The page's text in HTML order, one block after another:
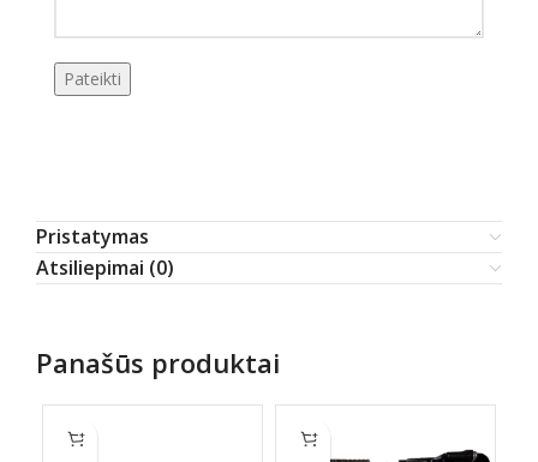
Pristatymas
Atsiliepimai (0)
Panašūs produktai